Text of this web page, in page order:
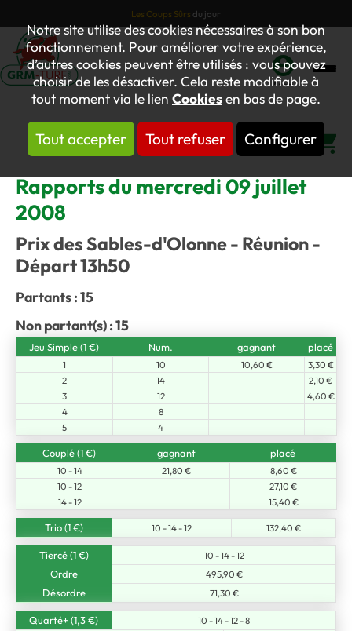
Notre site utilise des cookies nécessaires à son bon
fonctionnement. Pour améliorer votre expérience,
d’autres cookies peuvent être utilisés : vous pouvez
choisir de les désactiver. Cela reste modifiable à
tout moment via le lien Cookiesen bas de page.
Tout accepter Tout refuser Configurer
Les Coups Sûrs du jour
Mon
compte
Rapports du mercredi 09 juillet
2008
Prix des Sables-d'Olonne - Réunion -
Départ 13h50
Partants : 15
Non partant(s) : 15
Jeu Simple (1 €) Num. gagnant placé
1 10 10,60 €
3,30 €
2
14
2,10 €
3
12
4,60 €
4
8
5
4
Couplé (1 €) gagnant placé
10 - 14 21,80 €
8,60 €
10 - 12
27,10 €
14 - 12
15,40 €
Trio (1 €) 10 - 14 - 12 132,40 €
Tiercé (1 €) 10 - 14 - 12
Ordre 495,90 €
Désordre 71,30 €
Quarté+ (1,3 €)
10 - 14 - 12 - 8